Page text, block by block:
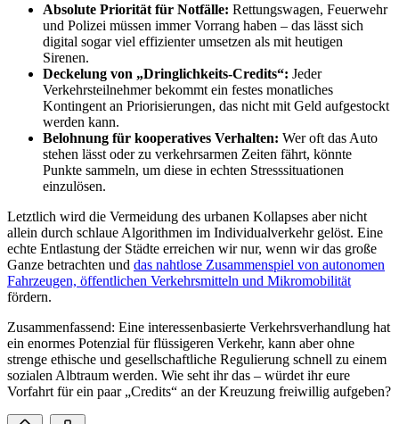
Absolute Priorität für Notfälle: Rettungswagen, Feuerwehr
und Polizei müssen immer Vorrang haben – das lässt sich
digital sogar viel effizienter umsetzen als mit heutigen
Sirenen.
Deckelung von „Dringlichkeits-Credits“: Jeder
Verkehrsteilnehmer bekommt ein festes monatliches
Kontingent an Priorisierungen, das nicht mit Geld aufgestockt
werden kann.
Belohnung für kooperatives Verhalten: Wer oft das Auto
stehen lässt oder zu verkehrsarmen Zeiten fährt, könnte
Punkte sammeln, um diese in echten Stresssituationen
einzulösen.
Letztlich wird die Vermeidung des urbanen Kollapses aber nicht
allein durch schlaue Algorithmen im Individualverkehr gelöst. Eine
echte Entlastung der Städte erreichen wir nur, wenn wir das große
Ganze betrachten und das nahtlose Zusammenspiel von autonomen
Fahrzeugen, öffentlichen Verkehrsmitteln und Mikromobilität
fördern.
Zusammenfassend: Eine interessenbasierte Verkehrsverhandlung hat
ein enormes Potenzial für flüssigeren Verkehr, kann aber ohne
strenge ethische und gesellschaftliche Regulierung schnell zu einem
sozialen Albtraum werden. Wie seht ihr das – würdet ihr eure
Vorfahrt für ein paar „Credits“ an der Kreuzung freiwillig aufgeben?